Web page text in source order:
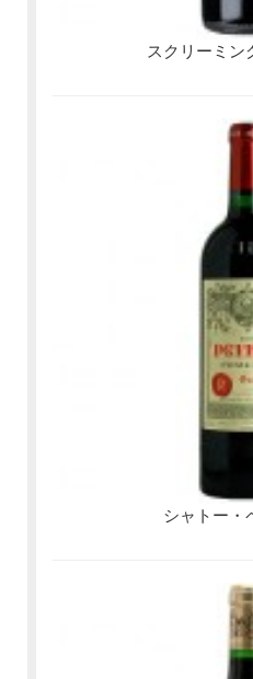
スクリーミン
シャトー・